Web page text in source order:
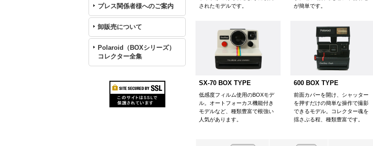
プレス関係者様へのご案内
卸販売について
Polaroid（BOXシリーズ）
コレクター全集
されたモデルです。
が簡単です。
SX-70 BOX TYPE
低感度フィルム使用のBOXモデ
ル。オートフォーカス機能付き
モデルなど、種類豊富で根強い
人気があります。
600 BOX TYPE
前面カバーを開け、シャッター
を押すだけの簡単な操作で撮影
できるモデル。コレクター魂を
揺さぶる程、種類豊富です。